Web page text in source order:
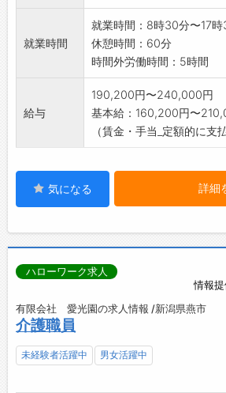
就業時間
就業時間：8時30分〜17
休憩時間：60分
時間外労働時間：5時間
給与
190,200円〜240,000円
基本給：160,200円〜
（賃金・手当_定額的に支
気になる 詳細
情報
ハローワーク求人
有限会社 愛光園の求人情報 /新潟県燕市
介護職員
未経験者活躍中 男女活躍中